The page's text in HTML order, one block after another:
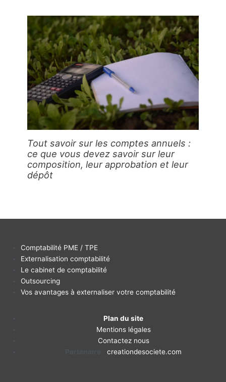
Tout savoir sur les comptes annuels :
ce que vous devez savoir sur leur
composition, leur approbation et leur
dépôt
Comptabilité PME / TPE
Externalisation comptabilité
Le cabinet de comptabilité
Outsourcing
Vos avantages à externaliser votre comptabilité
Plan du site
Mentions légales
Contactez nous
:creationdesociete.com